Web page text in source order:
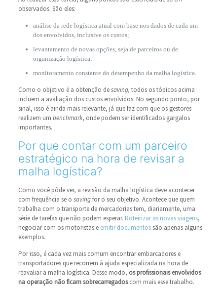
observados. São eles:
análise da rede logística atual com base nos dados de cada um
dos envolvidos, inclusive os custos;
levantamento de novas opções, seja de parceiros ou de
organização logística;
monitoramento constante do desempenho da malha logística.
Como o objetivo é a obtenção desaving, todos os tópicos acima
incluem a avaliação dos custos envolvidos. No segundo ponto, por
sinal, isso é ainda mais relevante, já que faz com que os gestores
realizem um benchmark, onde podem ser identificados gargalos
importantes.
Por que contar com um parceiro
estratégico na hora de revisar a
malha logística?
Como você pôde ver, a revisão da malha logística deve acontecer
com frequência se o savingfor o seu objetivo. Acontece que quem
trabalha com o transporte de mercadorias tem, diariamente, uma
série de tarefas que não podem esperar. Roteirizar as novas viagens,
negociar com os motoristas e emitir documentossão apenas alguns
exemplos.
Por isso, é cada vez mais comum encontrar embarcadores e
transportadores que recorrem à ajuda especializada na hora de
reavaliar a malha logística. Desse modo, os profissionais envolvidos
na operação não ficam sobrecarregadoscom mais esse trabalho.